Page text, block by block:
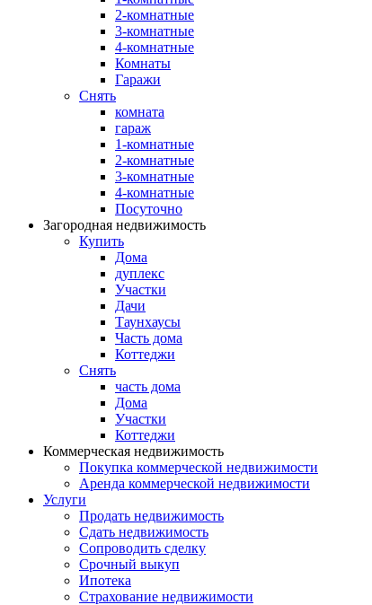
2-комнатные
3-комнатные
4-комнатные
Комнаты
Гаражи
Снять
комната
гараж
1-комнатные
2-комнатные
3-комнатные
4-комнатные
Посуточно
Загородная недвижимость
Купить
Дома
дуплекс
Участки
Дачи
Таунхаусы
Часть дома
Коттеджи
Снять
часть дома
Дома
Участки
Коттеджи
Коммерческая недвижимость
Покупка коммерческой недвижимости
Аренда коммерческой недвижимости
Услуги
Продать недвижимость
Сдать недвижимость
Сопроводить сделку
Срочный выкуп
Ипотека
Страхование недвижимости